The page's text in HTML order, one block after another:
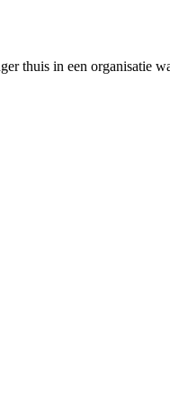
thuis in een organisatie